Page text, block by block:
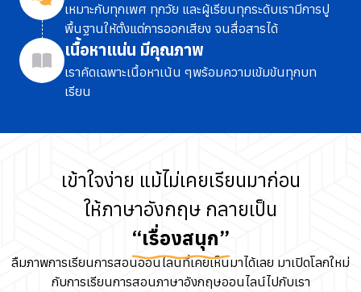
เหมาะกับทุกเพศ ทุกวัย และผู้เรียนทุกระดับเรามีการปู
พื้นฐานให้ตั้งแต่การออกเสียง จนสื่อสารได้
เนื้อหาแน่น มีคุณภาพ
เราคัดเฉพาะเนื้อหาเน้น ๆพร้อมความเข้มข้นทุกบท
เรียน
เข้าใจง่าย แม้ไม่เคยเรียนมาก่อน
ให้ภาษาอังกฤษ กลายเป็น
“เรื่องสนุก”
ลืมภาพการเรียนการสอนออนไลน์ที่เคยเห็นมาได้เลย มาเปิดโลกใหม่
กับการเรียนการสอนภาษาอังกฤษออนไลน์ไปกับเรา